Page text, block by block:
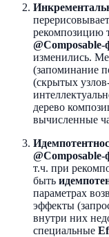
рекомпозицию
изменились.
(запоминание
(скрытых
дерево
вычисленные
т.ч. при
быть
параметрах
эффекты
внутри них
специальные